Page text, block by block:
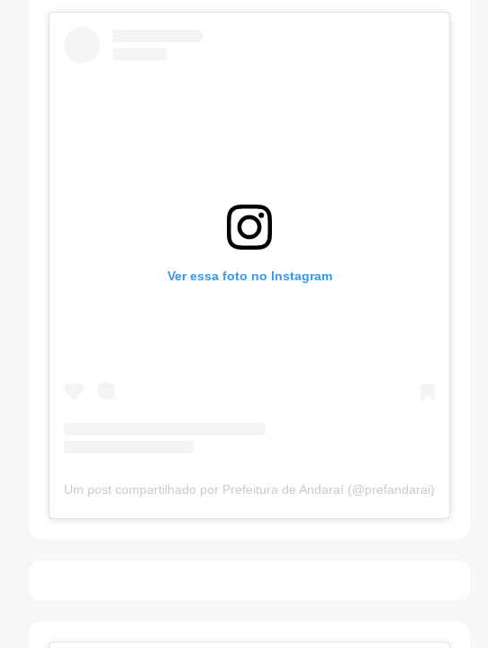
Ver essa foto no Instagram
Um post compartilhado por Prefeitura de Andaraí (@prefandarai)